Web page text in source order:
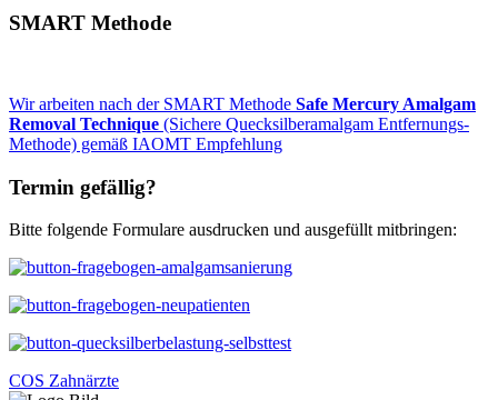
SMART Methode
Wir arbeiten nach der SMART Methode Safe Mercury Amalgam
Removal Technique (Sichere Quecksilberamalgam Entfernungs-
Methode) gemäß IAOMT Empfehlung
Termin gefällig?
Bitte folgende Formulare ausdrucken und ausgefüllt mitbringen:
COS Zahnärzte